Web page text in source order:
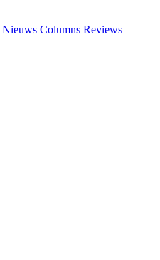
Nieuws Columns Reviews